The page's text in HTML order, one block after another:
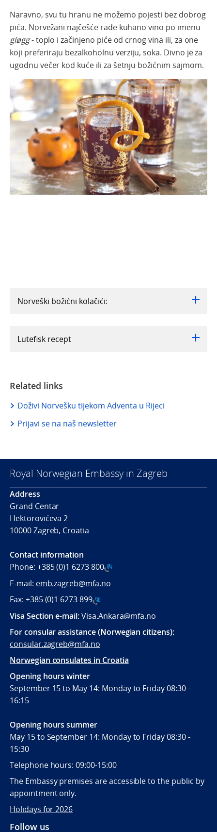
Naravno, svu tu hranu ne možemo pojesti bez dobrog
pića. Norvežani najčešćerade kuhano vino po imenu
gløgg-toplo izačinjeno piće od crnogvina ili, za one
koji preferiraju bezalkoholnu verziju, soka. Divno je za
ugodnu večer kod kuće ili za šetnju božićnim sajmom.
Norveški božićni kolačići:
Lutefisk recept
Related links
Doživi Norvešku tijekom Adventa u Rijeci
Prijavi se na naš newsletter
Royal Norwegian Embassy in Zagreb
Address
Grand Centar
Hektorovićeva 2
10000 Zagreb, Croatia
Contact information
Phone: +385 (0)1 6273 800
E-mail: emb.zagreb@mfa.no
Fax: +385 (0)1 6273 899
Visa Section e-mail:Visa.Ankara@mfa.no
For consular assistance (Norwegian citizens):
consular.zagreb@mfa.no
Norwegian consulates in Croatia
Opening hours winter
September 15 to May 14: Monday to Friday 08:30 -
16:15
Opening hours summer
May 15 to September 14: Monday to Friday 08:30 -
15:30
Telephone hours: 09:00-15:00
The Embassy premises are accessible to the public by
appointment only.
Holidays for 2026
Follow us